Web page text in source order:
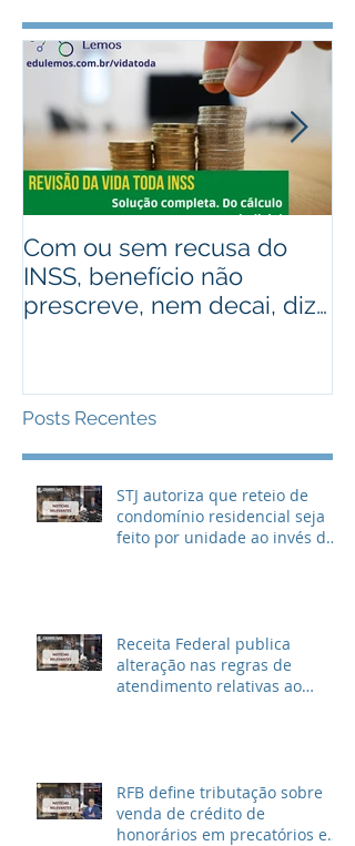
Com ou sem recusa do
INSS, benefício não
prescreve, nem decai, diz
Posts Recentes
STJ autoriza que reteio de
condomínio residencial seja
feito por unidade ao invés de
Receita Federal publica
alteração nas regras de
atendimento relativas ao
RFB define tributação sobre
venda de crédito de
honorários em precatórios e